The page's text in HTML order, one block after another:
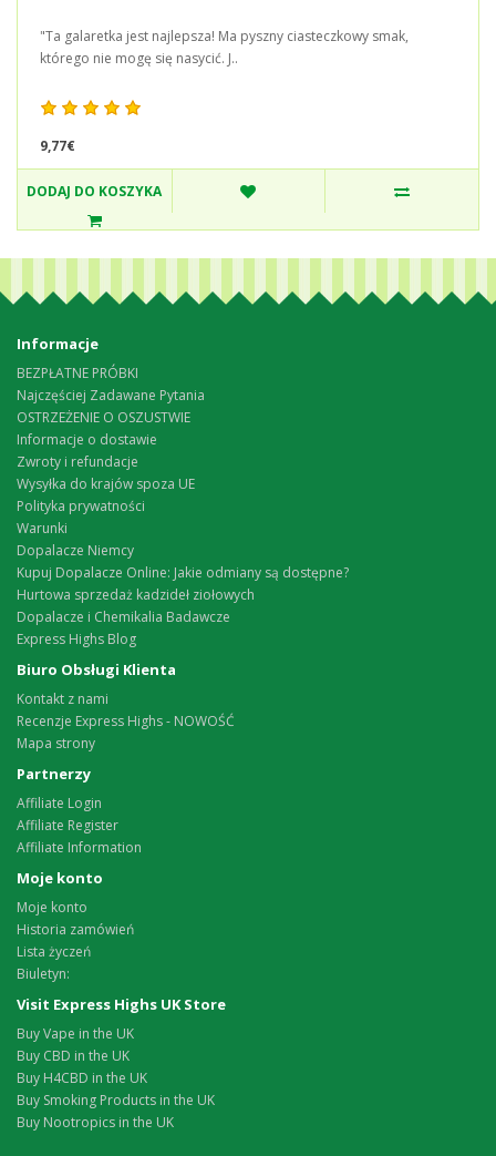
"Ta galaretka jest najlepsza! Ma pyszny ciasteczkowy smak,
którego nie mogę się nasycić. J..
9,77€
DODAJ DO KOSZYKA
Informacje
BEZPŁATNE PRÓBKI
Najczęściej Zadawane Pytania
OSTRZEŻENIE O OSZUSTWIE
Informacje o dostawie
Zwroty i refundacje
Wysyłka do krajów spoza UE
Polityka prywatności
Warunki
Dopalacze Niemcy
Kupuj Dopalacze Online: Jakie odmiany są dostępne?
Hurtowa sprzedaż kadzideł ziołowych
Dopalacze i Chemikalia Badawcze
Express Highs Blog
Biuro Obsługi Klienta
Kontakt z nami
Recenzje Express Highs - NOWOŚĆ
Mapa strony
Partnerzy
Affiliate Login
Affiliate Register
Affiliate Information
Moje konto
Moje konto
Historia zamówień
Lista życzeń
Biuletyn:
Visit Express Highs UK Store
Buy Vape in the UK
Buy CBD in the UK
Buy H4CBD in the UK
Buy Smoking Products in the UK
Buy Nootropics in the UK